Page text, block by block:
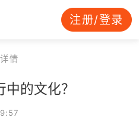
注册/登录
详情
的文化？